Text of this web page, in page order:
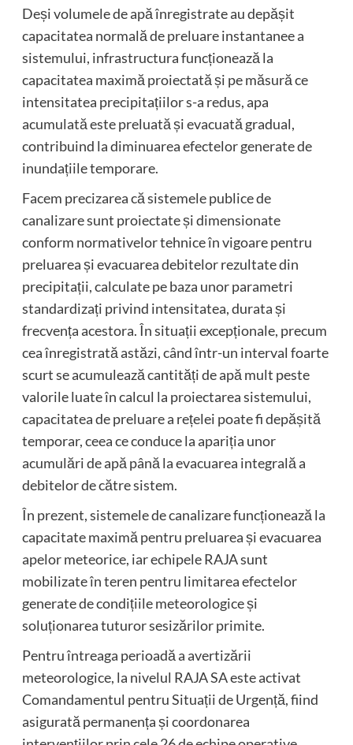
Deși volumele de apă înregistrate au depășit
capacitatea normală de preluare instantanee a
sistemului, infrastructura funcționează la
capacitatea maximă proiectată și pe măsură ce
intensitatea precipitațiilor s-a redus, apa
acumulată este preluată și evacuată gradual,
contribuind la diminuarea efectelor generate de
inundațiile temporare.
Facem precizarea că sistemele publice de
canalizare sunt proiectate și dimensionate
conform normativelor tehnice în vigoare pentru
preluarea și evacuarea debitelor rezultate din
precipitații, calculate pe baza unor parametri
standardizați privind intensitatea, durata și
frecvența acestora. În situații excepționale, precum
cea înregistrată astăzi, când într-un interval foarte
scurt se acumulează cantități de apă mult peste
valorile luate în calcul la proiectarea sistemului,
capacitatea de preluare a rețelei poate fi depășită
temporar, ceea ce conduce la apariția unor
acumulări de apă până la evacuarea integrală a
debitelor de către sistem.
În prezent, sistemele de canalizare funcționează la
capacitate maximă pentru preluarea și evacuarea
apelor meteorice, iar echipele RAJA sunt
mobilizate în teren pentru limitarea efectelor
generate de condițiile meteorologice și
soluționarea tuturor sesizărilor primite.
Pentru întreaga perioadă a avertizării
meteorologice, la nivelul RAJA SA este activat
Comandamentul pentru Situații de Urgență, fiind
asigurată permanența și coordonarea